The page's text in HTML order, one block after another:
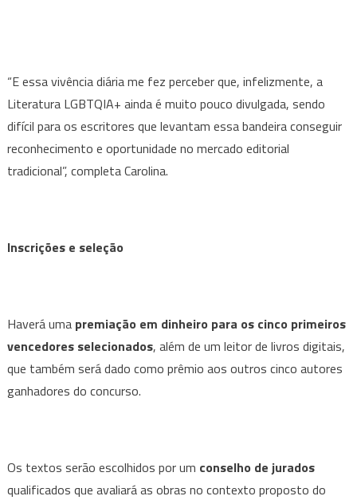
“E essa vivência diária me fez perceber que, infelizmente, a
Literatura LGBTQIA+ ainda é muito pouco divulgada, sendo
difícil para os escritores que levantam essa bandeira conseguir
reconhecimento e oportunidade no mercado editorial
tradicional”, completa Carolina.
Inscrições e seleção
Haverá uma premiação em dinheiro para os cinco primeiros
vencedores selecionados, além de um leitor de livros digitais,
que também será dado como prêmio aos outros cinco autores
ganhadores do concurso.
Os textos serão escolhidos por um conselho de jurados
qualificados que avaliará as obras no contexto proposto do